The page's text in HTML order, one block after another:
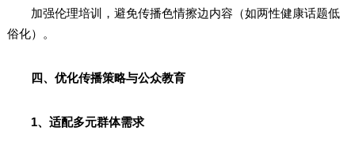
加强伦理培训，避免传播色情擦边内容（如两性健康话题低
俗化）。
四、优化传播策略与公众教育
1、适配多元群体需求